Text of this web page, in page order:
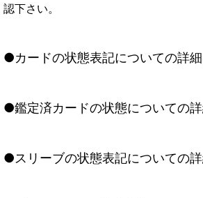
認下さい。
●カードの状態表記についての詳
●鑑定済カードの状態についての
●スリーブの状態表記についての